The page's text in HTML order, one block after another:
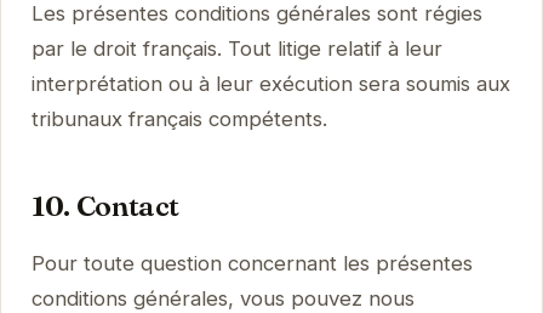
Les présentes conditions générales sont régies
par le droit français. Tout litige relatif à leur
interprétation ou à leur exécution sera soumis aux
tribunaux français compétents.
10. Contact
Pour toute question concernant les présentes
conditions générales, vous pouvez nous